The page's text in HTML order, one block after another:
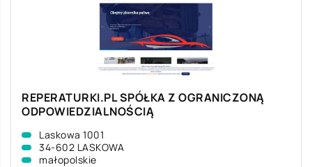
REPERATURKI.PL SPÓŁKA Z OGRANICZONĄ
ODPOWIEDZIALNOŚCIĄ
Laskowa 1001
34-602 LASKOWA
małopolskie